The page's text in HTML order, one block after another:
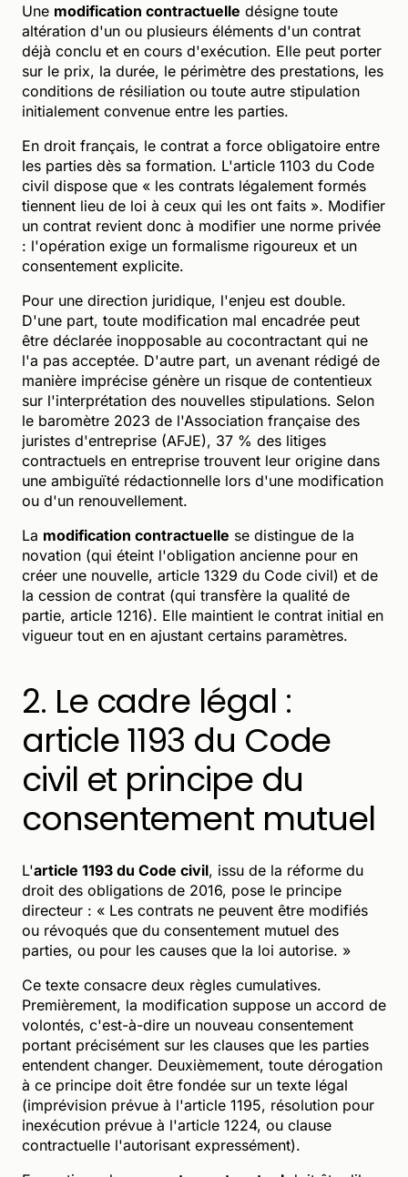
Une modification contractuelle désigne toute
altération d'un ou plusieurs éléments d'un contrat
déjà conclu et en cours d'exécution. Elle peut porter
sur le prix, la durée, le périmètre des prestations, les
conditions de résiliation ou toute autre stipulation
initialement convenue entre les parties.
En droit français, le contrat a force obligatoire entre
les parties dès sa formation. L'article 1103 du Code
civil dispose que « les contrats légalement formés
tiennent lieu de loi à ceux qui les ont faits ». Modifier
un contrat revient donc à modifier une norme privée
: l'opération exige un formalisme rigoureux et un
consentement explicite.
Pour une direction juridique, l'enjeu est double.
D'une part, toute modification mal encadrée peut
être déclarée inopposable au cocontractant qui ne
l'a pas acceptée. D'autre part, un avenant rédigé de
manière imprécise génère un risque de contentieux
sur l'interprétation des nouvelles stipulations. Selon
le baromètre 2023 de l'Association française des
juristes d'entreprise (AFJE), 37 % des litiges
contractuels en entreprise trouvent leur origine dans
une ambiguïté rédactionnelle lors d'une modification
ou d'un renouvellement.
La modification contractuelle se distingue de la
novation (qui éteint l'obligation ancienne pour en
créer une nouvelle, article 1329 du Code civil) et de
la cession de contrat (qui transfère la qualité de
partie, article 1216). Elle maintient le contrat initial en
vigueur tout en en ajustant certains paramètres.
2. Le cadre légal :
article 1193 du Code
civil et principe du
consentement mutuel
L'article 1193 du Code civil, issu de la réforme du
droit des obligations de 2016, pose le principe
directeur : « Les contrats ne peuvent être modifiés
ou révoqués que du consentement mutuel des
parties, ou pour les causes que la loi autorise. »
Ce texte consacre deux règles cumulatives.
Premièrement, la modification suppose un accord de
volontés, c'est-à-dire un nouveau consentement
portant précisément sur les clauses que les parties
entendent changer. Deuxièmement, toute dérogation
à ce principe doit être fondée sur un texte légal
(imprévision prévue à l'article 1195, résolution pour
inexécution prévue à l'article 1224, ou clause
contractuelle l'autorisant expressément).